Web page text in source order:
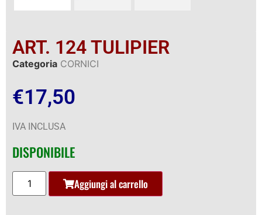
ART. 124 TULIPIER
Categoria CORNICI
€17,50
IVA INCLUSA
DISPONIBILE
Aggiungi al carrello